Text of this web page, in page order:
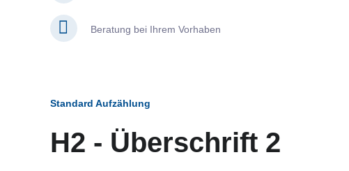
Beratung bei Ihrem Vorhaben
Standard Aufzählung
H2 - Überschrift 2